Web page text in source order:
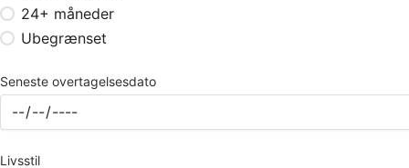
24+ måneder
Ubegrænset
Seneste overtagelsesdato
Livsstil